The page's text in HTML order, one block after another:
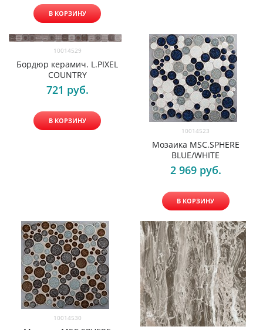
В КОРЗИНУ
10014529
Бордюр керамич. L.PIXEL
COUNTRY
721 руб.
В КОРЗИНУ
10014523
Мозаика MSC.SPHERE
BLUE/WHITE
2 969 руб.
В КОРЗИНУ
10014530